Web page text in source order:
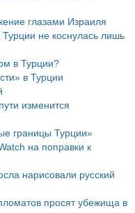
глазами Израиля
не коснулась лишь
в Турции?
в Турции
изменится
границы Турции»
на поправки к
нарисовали русский
просят убежища в